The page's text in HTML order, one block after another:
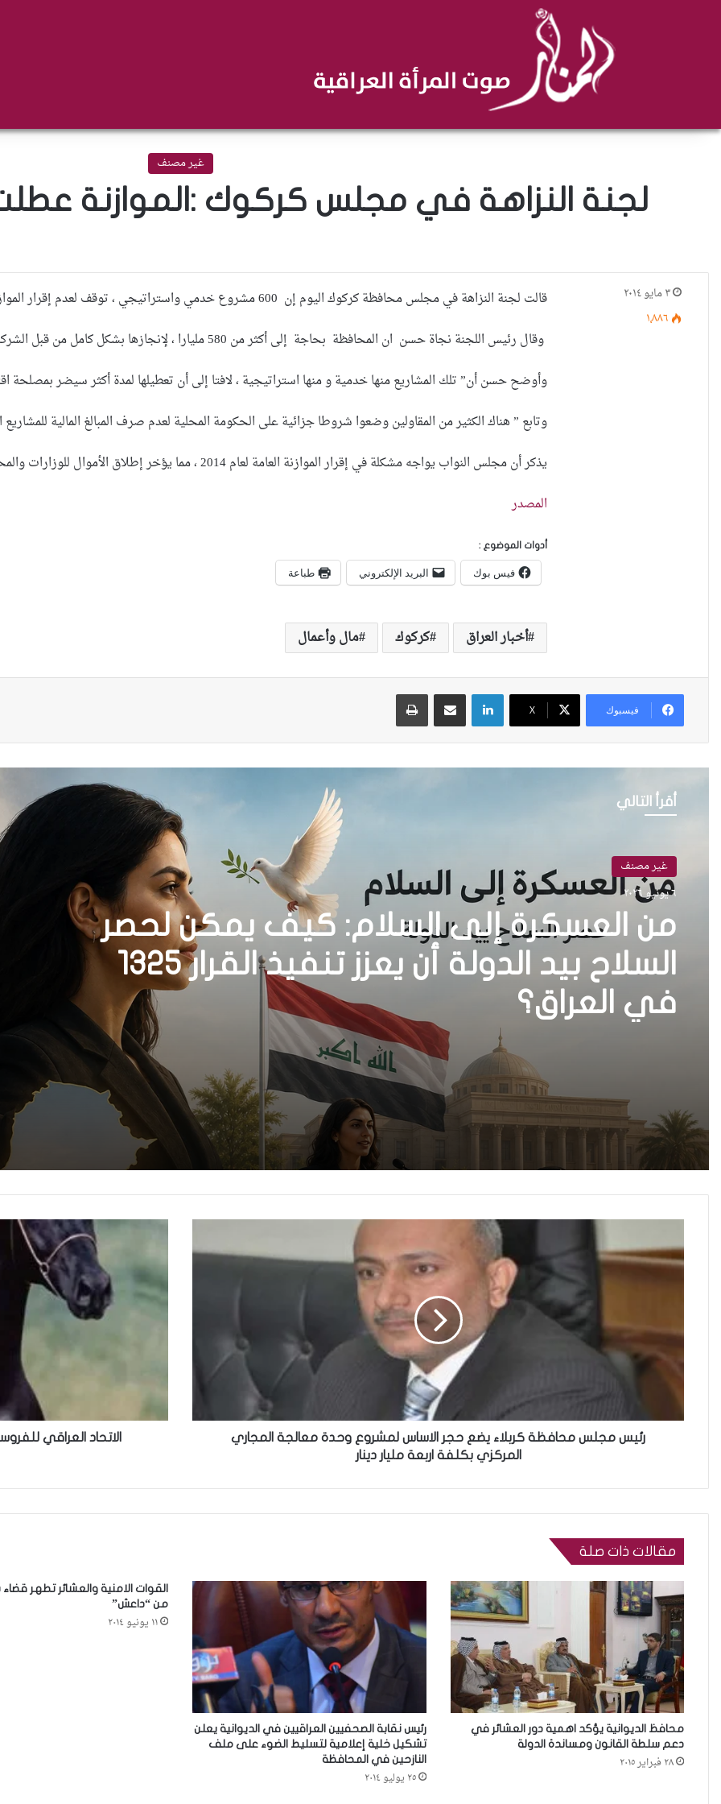
غير مصنف
لجنة النزاهة في مجلس كركوك :الموازنة عطلت 600 مشروع
قالت لجنة النزاهة في مجلس محافظة كركوك اليوم إن 600 مشروع خدمي واستراتيجي ، توقف لعدم إقرار الموازنة ، وصرف المبالغ المالية لها لغرض إنجازها
وقال رئيس اللجنة نجاة حسن ان المحافظة بحاجة إلى أكثر من 580 مليارا ، لإنجازها بشكل كامل من قبل الشركات المنفذة
وأوضح حسن أن” تلك المشاريع منها خدمية و منها استراتيجية ، لافتا إلى أن تعطيلها لمدة أكثر سيضر بمصلحة
وتابع ” هناك الكثير من المقاولين وضعوا شروطا جزائية على الحكومة المحلية لعدم صرف المبالغ المالية
يذكر أن مجلس النواب يواجه مشكلة في إقرار الموازنة العامة لعام 2014 ، مما يؤخر إطلاق الأموال للوزارات والمحافظات ، لغرض تقديم الخدمات إلى المواطن
المصدر
أدوات الموضوع :
فيس بوك البريد الإلكتروني طباعة
أخبار العراق كركوك مال وأعمال
٣ مايو ٢٠١٤
١٬٨٨٦
فيسبوك X
لينكدإن
أقرأ التالي
غير مصنف
٦ يونيو ٢٠٢٦
من العسكرة إلى السلام: كيف يمكن لحصر
السلاح بيد الدولة أن يعزز تنفيذ القرار 1325
في العراق؟
رئيس مجلس محافظة كربلاء يضع حجر الاساس لمشروع وحدة معالجة المجاري
المركزي بكلفة اربعة مليار دينار
الاتحاد العراقي
مقالات ذات صلة
محافظ الديوانية يؤكد اهمية دور العشائر في
دعم سلطة القانون ومساندة الدولة
٢٨ فبراير ٢٠١٥
رئيس نقابة الصحفيين العراقيين في الديوانية يعلن
تشكيل خلية إعلامية لتسليط الضوء على ملف
النازحين في المحافظة
٢٥ يوليو ٢٠١٤
القوات الامنية والعشائر تطهر
من “داعش”
١١ يونيو ٢٠١٤